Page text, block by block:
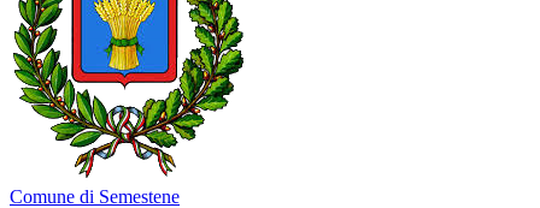
Comune di Semestene